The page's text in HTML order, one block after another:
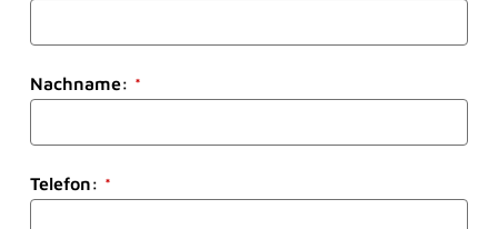
Nachname: *
Telefon: *